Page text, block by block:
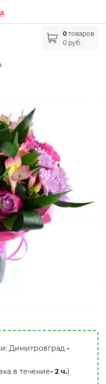
0 товаров
0 руб.
Димитровград -
в течение- 2 ч.)